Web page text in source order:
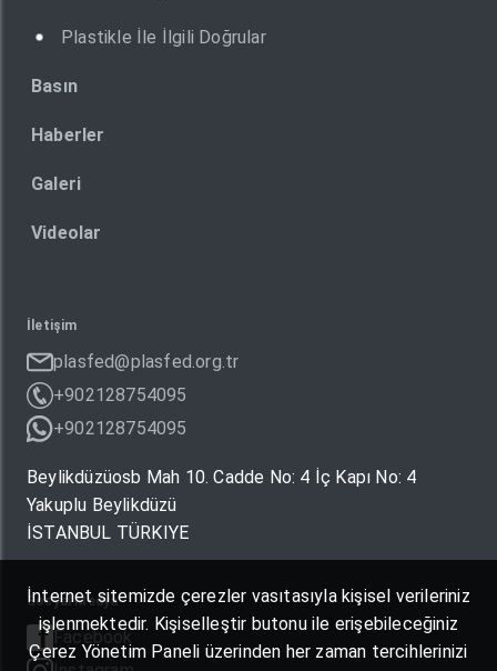
Plastikle İle İlgili Doğrular
Basın
Haberler
Galeri
Videolar
İletişim
plasfed@plasfed.org.tr
+902128754095
+902128754095
Beylikdüzüosb Mah 10. Cadde No: 4 İç Kapı No: 4
Yakuplu Beylikdüzü
İSTANBUL TÜRKIYE
Sosyal Medya
Facebook
İnternet sitemizde çerezler vasıtasıyla kişisel verileriniz
işlenmektedir. Kişiselleştir butonu ile erişebileceğiniz
Çerez Yönetim Paneli üzerinden her zaman tercihlerinizi